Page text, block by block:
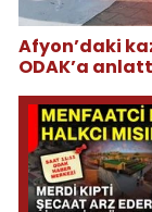
Afyon’daki
ODAK’a